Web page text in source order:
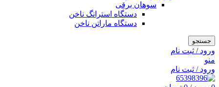
سوهان برقی
دستگاه استرانگ ناخن
دستگاه ماراتن ناخن
جستجو
ورود / ثبت نام
منو
ورود / ثبت نام